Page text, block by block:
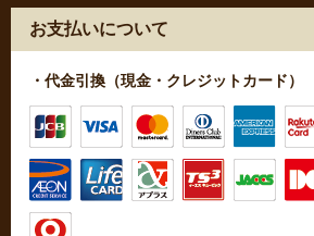
お支払いについて
・代金引換（現金・クレジットカード）